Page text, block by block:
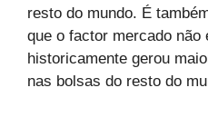
resto do mundo. É
que o factor mercado não
historicamente gerou
nas bolsas do resto do